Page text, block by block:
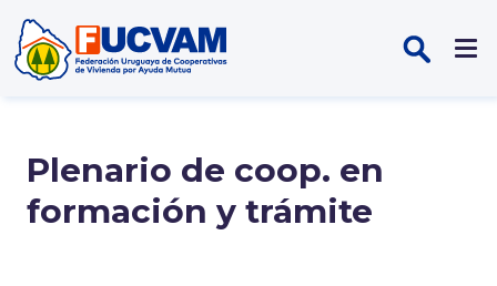
Plenario de coop. en
formación y trámite